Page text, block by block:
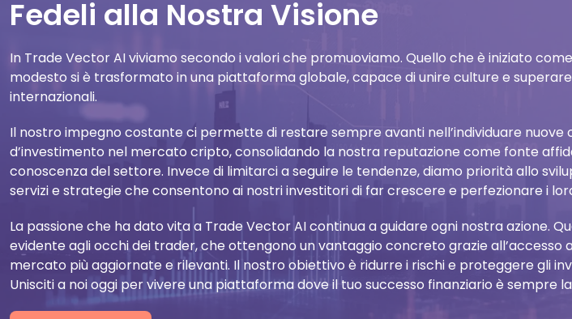
Fedeli alla Nostra Visione
In Trade Vector AI viviamo secondo i valori che promuoviamo. Quello che è iniziato
modesto si è trasformato in una piattaforma globale, capace di unire culture e
internazionali.
Il nostro impegno costante ci permette di restare sempre avanti nell’individuare nuove
d’investimento nel mercato cripto, consolidando la nostra reputazione come fonte
conoscenza del settore. Invece di limitarci a seguire le tendenze, diamo priorità allo
servizi e strategie che consentono ai nostri investitori di far crescere e perfezionare i
La passione che ha dato vita a Trade Vector AI continua a guidare ogni nostra azione.
evidente agli occhi dei trader, che ottengono un vantaggio concreto grazie all’accesso
mercato più aggiornate e rilevanti. Il nostro obiettivo è ridurre i rischi e proteggere gli
Unisciti a noi oggi per vivere una piattaforma dove il tuo successo finanziario è sempre